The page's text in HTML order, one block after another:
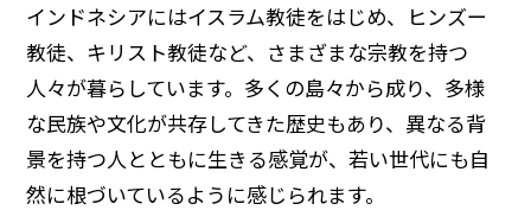
インドネシアにはイスラム教徒をはじめ、ヒンズー
教徒、キリスト教徒など、さまざまな宗教を持つ
人々が暮らしています。多くの島々から成り、多様
な民族や文化が共存してきた歴史もあり、異なる背
景を持つ人とともに生きる感覚が、若い世代にも自
然に根づいているように感じられます。